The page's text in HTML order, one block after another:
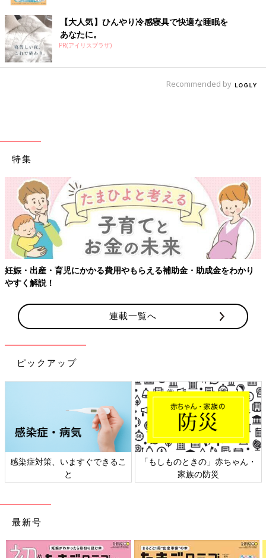
【大人気】ひんやり冷感寝具で快適な睡眠を
あなたに。
PR(アイリスプラザ)
Recommended by
特集
妊娠・出産・育児にかかる費用やもらえる補助金・助成金をわかり
やすく解説！
連載一覧へ
ピックアップ
感染症対策、いますぐできるこ
と
「もしものときの」赤ちゃん・
家族の防災
最新号